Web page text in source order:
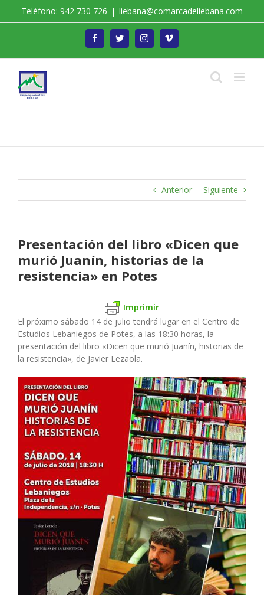
Teléfono: 942 730 726 | liebana@comarcadeliebana.com
FacebookTwitterInstagramVimeo
Anterior Siguiente
Presentación del libro «Dicen que
murió Juanín, historias de la
resistencia» en Potes
Imprimir
El próximo sábado 14 de julio tendrá lugar en el Centro de
Estudios Lebaniegos de Potes, a las 18:30 horas, la
presentación del libro «Dicen que murió Juanín, historias de
la resistencia», de Javier Lezaola.